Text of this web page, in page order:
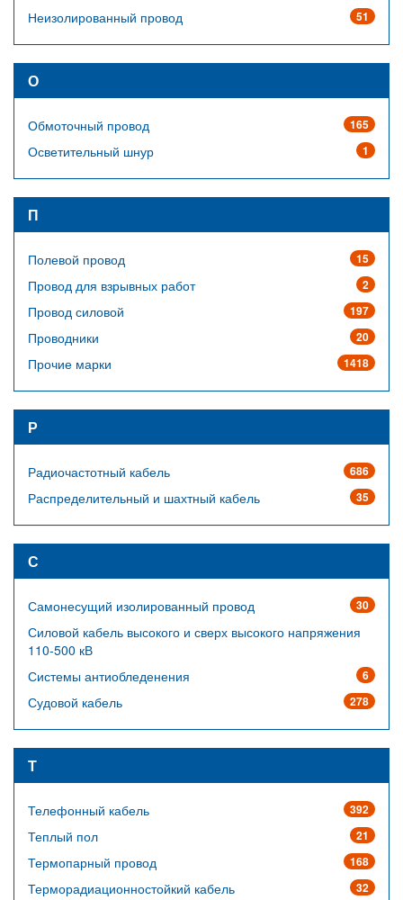
51
Неизолированный провод
О
165
Обмоточный провод
1
Осветительный шнур
П
15
Полевой провод
2
Провод для взрывных работ
197
Провод силовой
20
Проводники
1418
Прочие марки
Р
686
Радиочастотный кабель
35
Распределительный и шахтный кабель
С
30
Самонесущий изолированный провод
Силовой кабель высокого и сверх высокого напряжения
110-500 кВ
6
Системы антиобледенения
278
Судовой кабель
Т
392
Телефонный кабель
21
Теплый пол
168
Термопарный провод
32
Терморадиационностойкий кабель